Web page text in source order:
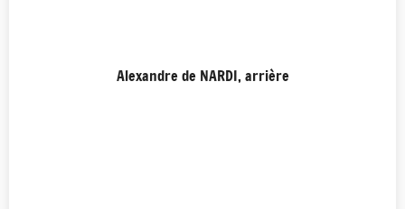
Alexandre de NARDI, arrière